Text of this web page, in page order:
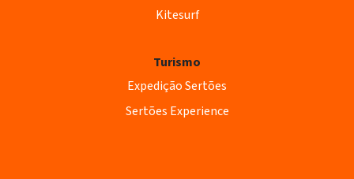
Kitesurf
Turismo
Expedição Sertões
Sertões Experience